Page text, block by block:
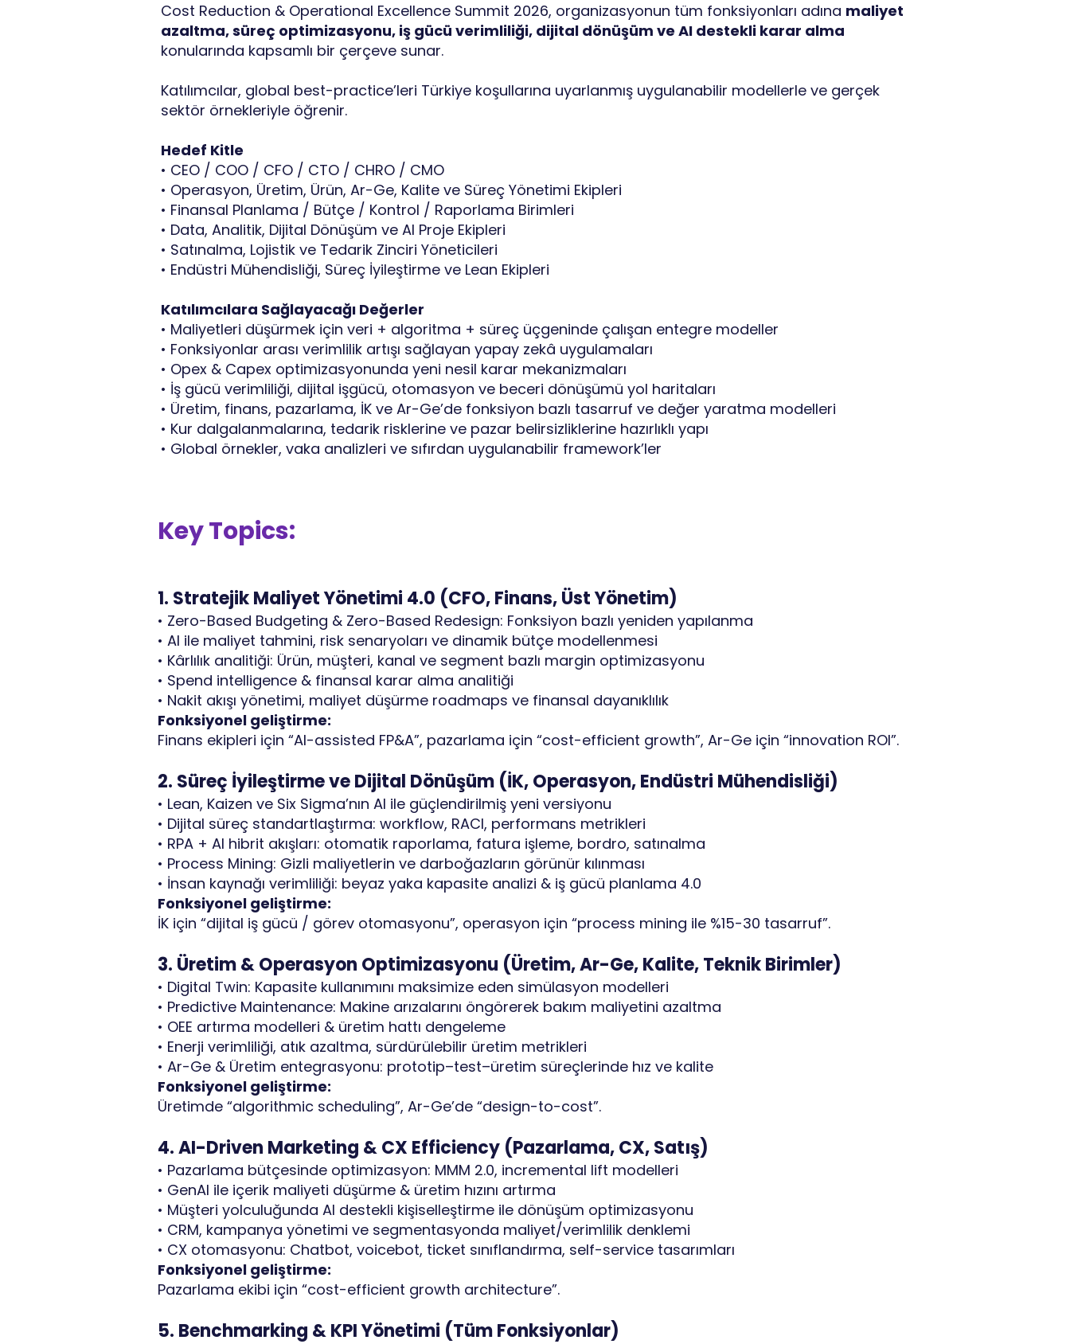
Cost Reduction & Operational Excellence Summit 2026, organizasyonun tüm fonksiyonları adına maliyet
azaltma, süreç optimizasyonu, iş gücü verimliliği, dijital dönüşüm ve AI destekli karar alma
konularında kapsamlı bir çerçeve sunar.
Katılımcılar, global best-practice’leri Türkiye koşullarına uyarlanmış uygulanabilir modellerle ve gerçek
sektör örnekleriyle öğrenir.
Hedef Kitle
• CEO / COO / CFO / CTO / CHRO / CMO
• Operasyon, Üretim, Ürün, Ar-Ge, Kalite ve Süreç Yönetimi Ekipleri
• Finansal Planlama / Bütçe / Kontrol / Raporlama Birimleri
• Data, Analitik, Dijital Dönüşüm ve AI Proje Ekipleri
• Satınalma, Lojistik ve Tedarik Zinciri Yöneticileri
• Endüstri Mühendisliği, Süreç İyileştirme ve Lean Ekipleri
Katılımcılara Sağlayacağı Değerler
• Maliyetleri düşürmek için veri + algoritma + süreç üçgeninde çalışan entegre modeller
• Fonksiyonlar arası verimlilik artışı sağlayan yapay zekâ uygulamaları
• Opex & Capex optimizasyonunda yeni nesil karar mekanizmaları
• İş gücü verimliliği, dijital işgücü, otomasyon ve beceri dönüşümü yol haritaları
• Üretim, finans, pazarlama, İK ve Ar-Ge’de fonksiyon bazlı tasarruf ve değer yaratma modelleri
• Kur dalgalanmalarına, tedarik risklerine ve pazar belirsizliklerine hazırlıklı yapı
• Global örnekler, vaka analizleri ve sıfırdan uygulanabilir framework’ler
Key Topics:
1. Stratejik Maliyet Yönetimi 4.0 (CFO, Finans, Üst Yönetim)
• Zero-Based Budgeting & Zero-Based Redesign: Fonksiyon bazlı yeniden yapılanma
• AI ile maliyet tahmini, risk senaryoları ve dinamik bütçe modellenmesi
• Kârlılık analitiği: Ürün, müşteri, kanal ve segment bazlı margin optimizasyonu
• Spend intelligence & finansal karar alma analitiği
• Nakit akışı yönetimi, maliyet düşürme roadmaps ve finansal dayanıklılık
Fonksiyonel geliştirme:
Finans ekipleri için “AI-assisted FP&A”, pazarlama için “cost-efficient growth”, Ar-Ge için “innovation ROI”.
2. Süreç İyileştirme ve Dijital Dönüşüm (İK, Operasyon, Endüstri Mühendisliği)
• Lean, Kaizen ve Six Sigma’nın AI ile güçlendirilmiş yeni versiyonu
• Dijital süreç standartlaştırma: workflow, RACI, performans metrikleri
• RPA + AI hibrit akışları: otomatik raporlama, fatura işleme, bordro, satınalma
• Process Mining: Gizli maliyetlerin ve darboğazların görünür kılınması
• İnsan kaynağı verimliliği: beyaz yaka kapasite analizi & iş gücü planlama 4.0
Fonksiyonel geliştirme:
İK için “dijital iş gücü / görev otomasyonu”, operasyon için “process mining ile %15-30 tasarruf”.
3. Üretim & Operasyon Optimizasyonu (Üretim, Ar-Ge, Kalite, Teknik Birimler)
• Digital Twin: Kapasite kullanımını maksimize eden simülasyon modelleri
• Predictive Maintenance: Makine arızalarını öngörerek bakım maliyetini azaltma
• OEE artırma modelleri & üretim hattı dengeleme
• Enerji verimliliği, atık azaltma, sürdürülebilir üretim metrikleri
• Ar-Ge & Üretim entegrasyonu: prototip–test–üretim süreçlerinde hız ve kalite
Fonksiyonel geliştirme:
Üretimde “algorithmic scheduling”, Ar-Ge’de “design-to-cost”.
4. AI-Driven Marketing & CX Efficiency (Pazarlama, CX, Satış)
• Pazarlama bütçesinde optimizasyon: MMM 2.0, incremental lift modelleri
• GenAI ile içerik maliyeti düşürme & üretim hızını artırma
• Müşteri yolculuğunda AI destekli kişiselleştirme ile dönüşüm optimizasyonu
• CRM, kampanya yönetimi ve segmentasyonda maliyet/verimlilik denklemi
• CX otomasyonu: Chatbot, voicebot, ticket sınıflandırma, self-service tasarımları
Fonksiyonel geliştirme:
Pazarlama ekibi için “cost-efficient growth architecture”.
5. Benchmarking & KPI Yönetimi (Tüm Fonksiyonlar)